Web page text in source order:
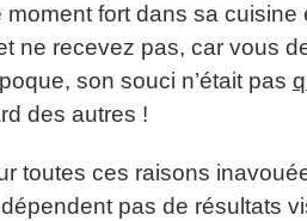
fort dans sa cuisine
ne recevez pas, car vous
son souci n’était pas
des autres !
toutes ces raisons
pas de résultats